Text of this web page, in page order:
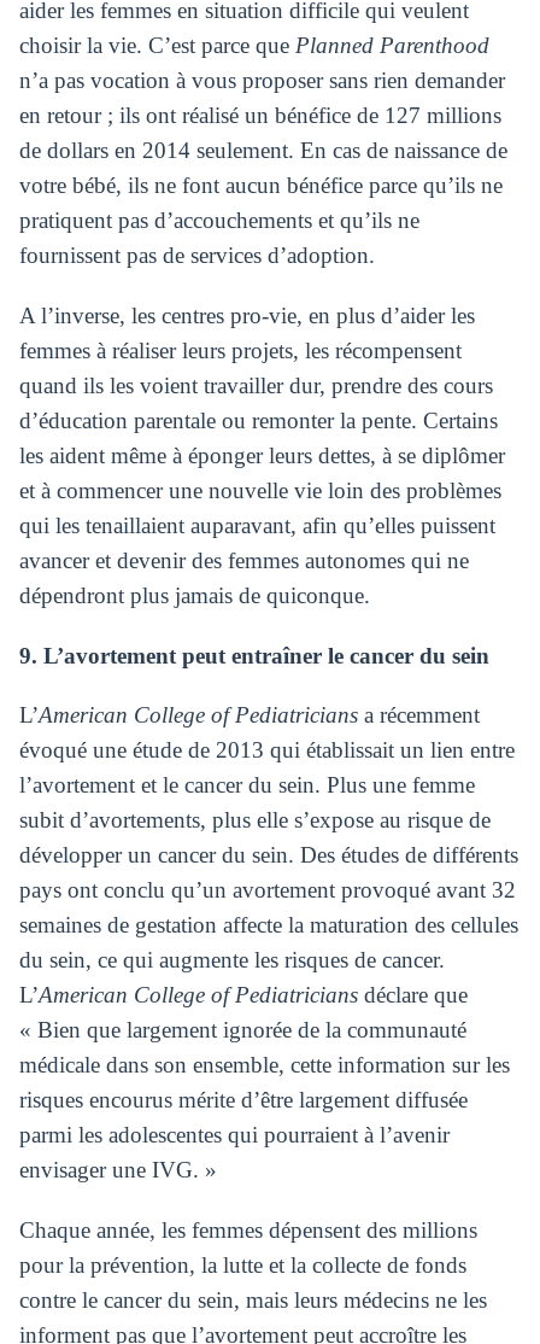
aider les femmes en situation difficile qui veulent
choisir la vie. C’est parce que Planned Parenthood
n’a pas vocation à vous proposer sans rien demander
en retour ; ils ont réalisé un bénéfice de 127 millions
de dollars en 2014 seulement. En cas de naissance de
votre bébé, ils ne font aucun bénéfice parce qu’ils ne
pratiquent pas d’accouchements et qu’ils ne
fournissent pas de services d’adoption.
A l’inverse, les centres pro-vie, en plus d’aider les
femmes à réaliser leurs projets, les récompensent
quand ils les voient travailler dur, prendre des cours
d’éducation parentale ou remonter la pente. Certains
les aident même à éponger leurs dettes, à se diplômer
et à commencer une nouvelle vie loin des problèmes
qui les tenaillaient auparavant, afin qu’elles puissent
avancer et devenir des femmes autonomes qui ne
dépendront plus jamais de quiconque.
9. L’avortement peut entraîner le cancer du sein
L’American College of Pediatriciansa récemment
évoqué une étude de 2013 qui établissait un lien entre
l’avortement et le cancer du sein. Plus une femme
subit d’avortements, plus elle s’expose au risque de
développer un cancer du sein. Des études de différents
pays ont conclu qu’un avortement provoqué avant 32
semaines de gestation affecte la maturation des cellules
du sein, ce qui augmente les risques de cancer.
L’American College of Pediatricians déclare que
« Bien que largement ignorée de la communauté
médicale dans son ensemble, cette information sur les
risques encourus mérite d’être largement diffusée
parmi les adolescentes qui pourraient à l’avenir
envisager une IVG. »
Chaque année, les femmes dépensent des millions
pour la prévention, la lutte et la collecte de fonds
contre le cancer du sein, mais leurs médecins ne les
informent pas que l’avortement peut accroître les